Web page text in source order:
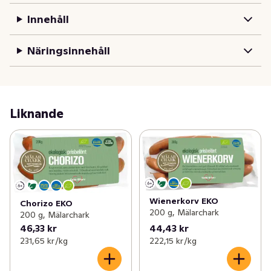
lagerblad, lite salt och några pepparkorn.
Ekologisk Kycklingwienerkorv. En klassisk korv med
originalrecept. Tillverkad med kärlek och omsorg på kött
från svensk ekologisk kyckling.
Innehåll
Näringsinnehåll
Liknande
Chorizo EKO
200 g, Mälarchark
46,33 kr
231,65 kr /kg
Wienerkorv EKO
200 g, Mälarchark
44,43 kr
222,15 kr /kg